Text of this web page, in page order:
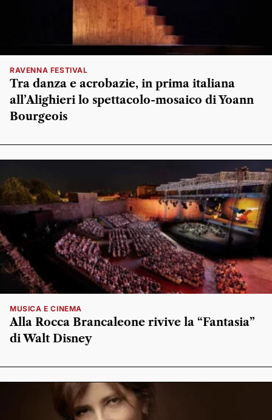
RAVENNA FESTIVAL
Tra danza e acrobazie, in prima italiana
all’Alighieri lo spettacolo-mosaico di Yoann
Bourgeois
MUSICA E CINEMA
Alla Rocca Brancaleone rivive la “Fantasia”
di Walt Disney